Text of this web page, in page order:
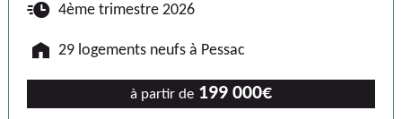
🕐 4ème trimestre 2026
🏠 29 logements neufs à Pessac
à partir de 199 000€